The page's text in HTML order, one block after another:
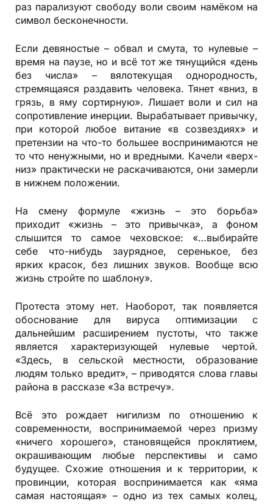
раз парализуют свободу воли своим намёком на
символ бесконечности.
Если девяностые – обвал и смута, то нулевые –
время на паузе, но и всё тот же тянущийся «день
без числа» – вялотекущая однородность,
стремящаяся раздавить человека. Тянет «вниз, в
грязь, в яму сортирную». Лишает воли и сил на
сопротивление инерции. Вырабатывает привычку,
при которой любое витание «в созвездиях» и
претензии на что-то большее воспринимаются не
то что ненужными, но и вредными. Качели «верх-
низ» практически не раскачиваются, они замерли
в нижнем положении.
На смену формуле «жизнь – это борьба»
приходит «жизнь – это привычка», а фоном
слышится то самое чеховское: «…выбирайте
себе что-нибудь заурядное, серенькое, без
ярких красок, без лишних звуков. Вообще всю
жизнь стройте по шаблону».
Протеста этому нет. Наоборот, так появляется
обоснование для вируса оптимизации с
дальнейшим расширением пустоты, что также
является характеризующей нулевые чертой.
«Здесь, в сельской местности, образование
людям только вредит», – приводятся слова главы
района в рассказе «За встречу».
Всё это рождает нигилизм по отношению к
современности, воспринимаемой через призму
«ничего хорошего», становящейся проклятием,
окрашивающим любые перспективы и само
будущее. Схожие отношения и к территории, к
провинции, которая воспринимается как «яма
самая настоящая» – одно из тех самых колец,